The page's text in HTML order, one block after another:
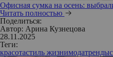
Офисная сумка на осень:
Читать полностью
Поделиться:
Автор: Арина Кузнецова
28.11.2025
Теги:
красотастиль жизнимодатренды